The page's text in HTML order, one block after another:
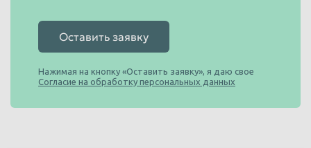
Оставить заявку
Нажимая на кнопку «Оставить заявку», я даю свое
Согласие на обработку персональных данных